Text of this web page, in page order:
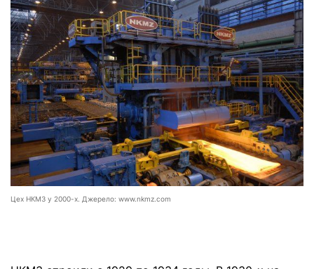
Цех НКМЗ у 2000-х. Джерело: www.nkmz.com